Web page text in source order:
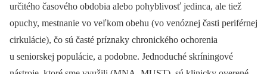
určitého časového obdobia alebo pohyblivosť jedinca, ale tiež
opuchy, mestnanie vo veľkom obehu (vo venóznej časti periférnej
cirkulácie), čo sú časté príznaky chronického ochorenia
u seniorskej populácie, a podobne. Jednoduché skríningové